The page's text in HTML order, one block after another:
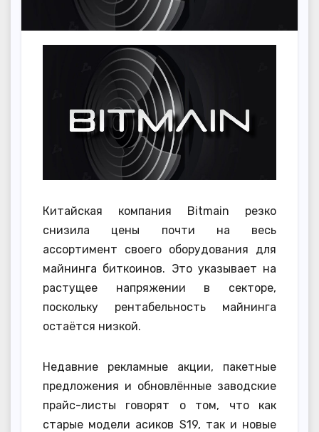
Китайская компания Bitmain резко
снизила цены почти на весь
ассортимент своего оборудования для
майнинга биткоинов. Это указывает на
растущее напряжении в секторе,
поскольку рентабельность майнинга
остаётся низкой.
Недавние рекламные акции, пакетные
предложения и обновлённые заводские
прайс-листы говорят о том, что как
старые модели асиков S19, так и новые